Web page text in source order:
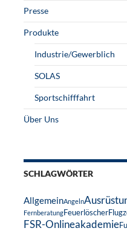
Presse
Produkte
Industrie/Gewerblich
SOLAS
Sportschifffahrt
Über Uns
SCHLAGWÖRTER
AllgemeinAngeln
FernberatungFeuerlöscher
FSR-Onlineakademie